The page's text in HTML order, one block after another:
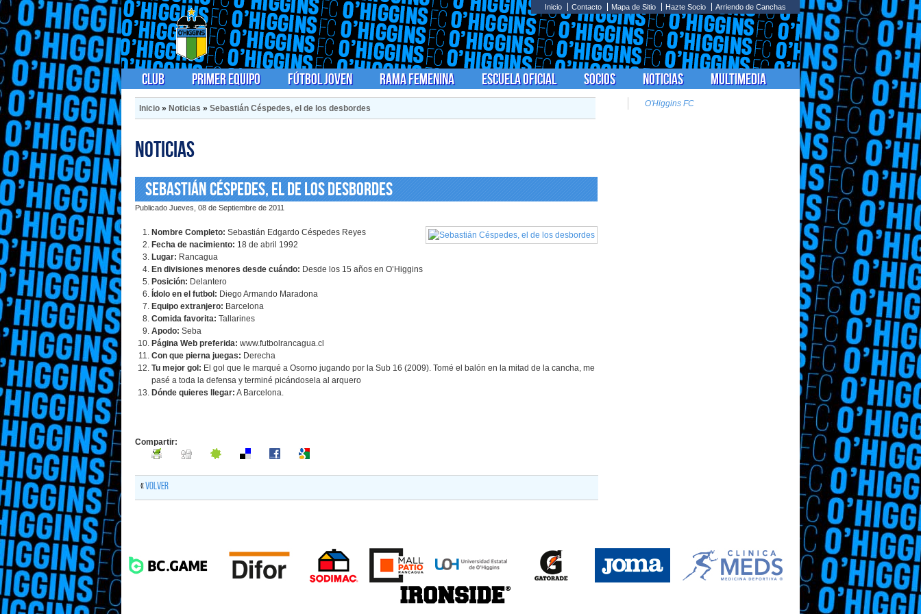
Inicio Contacto Mapa de Sitio Hazte Socio Arriendo de Canchas
Club Primer Equipo Fútbol Joven Rama Femenina Escuela Oficial Socios Noticias Multimedia
Inicio » Noticias » Sebastián Céspedes, el de los desbordes
Noticias
Sebastián Céspedes, el de los desbordes
Publicado Jueves, 08 de Septiembre de 2011
Nombre Completo: Sebastián Edgardo Céspedes Reyes
Fecha de nacimiento: 18 de abril 1992
Lugar: Rancagua
En divisiones menores desde cuándo: Desde los 15 años en O’Higgins
Posición: Delantero
Ídolo en el futbol: Diego Armando Maradona
Equipo extranjero: Barcelona
Comida favorita: Tallarines
Apodo: Seba
Página Web preferida: www.futbolrancagua.cl
Con que pierna juegas: Derecha
Tu mejor gol: El gol que le marqué a Osorno jugando por la Sub 16 (2009). Tomé el balón en la mitad de la cancha, me
pasé a toda la defensa y terminé picándosela al arquero
Dónde quieres llegar: A Barcelona.
Compartir:
«Volver
O'Higgins FC